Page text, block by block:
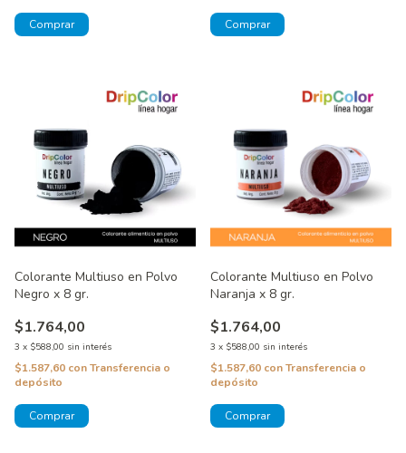
Colorante Multiuso en Polvo
Negro x 8 gr.
$1.764,00
3 x $588,00 sin interés
$1.587,60 conTransferencia o
depósito
Colorante Multiuso en Polvo
Naranja x 8 gr.
$1.764,00
3 x $588,00 sin interés
$1.587,60 conTransferencia o
depósito